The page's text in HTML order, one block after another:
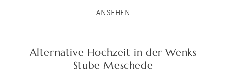
ANSEHEN
Alternative Hochzeit in der Wenks
Stube Meschede